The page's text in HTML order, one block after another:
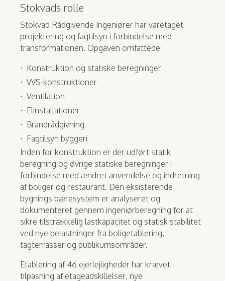
Stokvads rolle
Stokvad Rådgivende Ingeniører har varetaget
projektering og fagtilsyn i forbindelse med
transformationen. Opgaven omfattede:
Konstruktion og statiske beregninger
VVS-konstruktioner
Ventilation
Elinstallationer
Brandrådgivning
Fagtilsyn byggeri
Inden for konstruktion er der udført statik
beregning og øvrige statiske beregninger i
forbindelse med ændret anvendelse og indretning
af boliger og restaurant. Den eksisterende
bygnings bæresystem er analyseret og
dokumenteret gennem ingeniørberegning for at
sikre tilstrækkelig lastkapacitet og statisk stabilitet
ved nye belastninger fra boligetablering,
tagterrasser og publikumsområder.
Etablering af 46 ejerlejligheder har krævet
tilpasning af etageadskillelser, nye